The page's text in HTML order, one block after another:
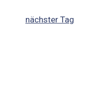
nächster Tag